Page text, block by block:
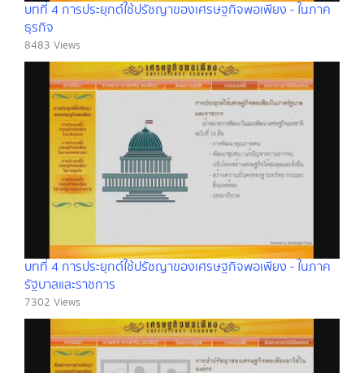
บทที่ 4 การประยุกต์ใช้ปรัชญาของเศรษฐกิจพอเพียง - ในภาค
ธุรกิจ
8483 Views
บทที่ 4 การประยุกต์ใช้ปรัชญาของเศรษฐกิจพอเพียง - ในภาค
รัฐบาลและราชการ
7302 Views